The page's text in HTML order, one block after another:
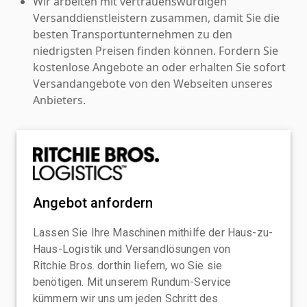
Versanddienstleistern zusammen, damit Sie die
besten Transportunternehmen zu den
niedrigsten Preisen finden können. Fordern Sie
kostenlose Angebote an oder erhalten Sie sofort
Versandangebote von den Webseiten unseres
Anbieters.
Angebot anfordern
Lassen Sie Ihre Maschinen mithilfe der Haus-zu-
Haus-Logistik und Versandlösungen von
Ritchie Bros. dorthin liefern, wo Sie sie
benötigen. Mit unserem Rundum-Service
kümmern wir uns um jeden Schritt des